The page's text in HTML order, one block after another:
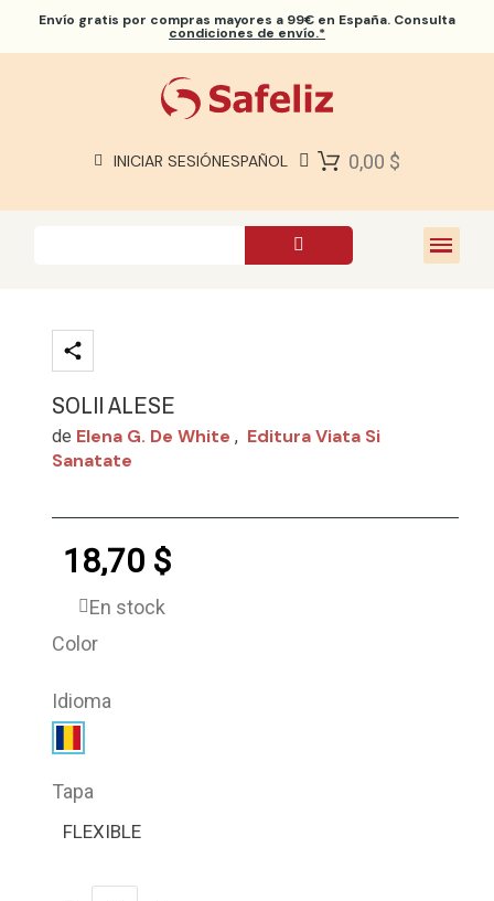
Envío gratis por compras mayores a 99€ en España. Consulta
condiciones de envío.*
INICIAR SESIÓNESPAÑOL 0,00 $
SOLII ALESE
de Elena G. De White , Editura Viata Si
Sanatate
18,70 $
En stock
Color
Idioma
Tapa
FLEXIBLE